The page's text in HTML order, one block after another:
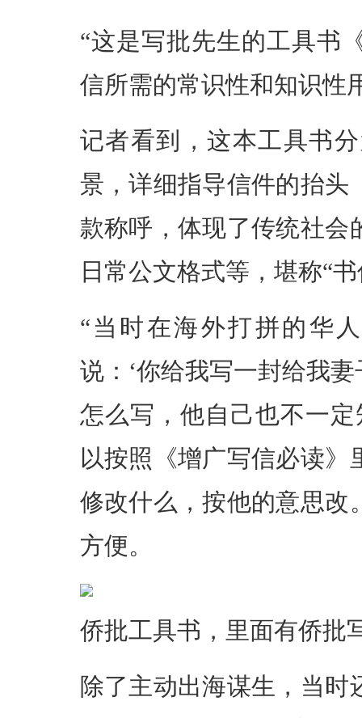
“这是写批先生的工具书
信所需的常识性和知识性
记者看到，这本工具书
景，详细指导信件的抬头
款称呼，体现了传统社会
日常公文格式等，堪称“
“当时在海外打拼的华
说：‘你给我写一封给我
怎么写，他自己也不一
以按照《增广写信必读
修改什么，按他的意思改
方便。
侨批工具书，里面有侨批
除了主动出海谋生，当